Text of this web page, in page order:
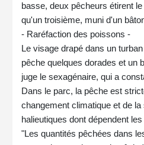
basse, deux pêcheurs étirent
qu'un troisième, muni d'un
- Raréfaction des poissons -
Le visage drapé dans un
pêche quelques dorades et un
juge le sexagénaire, qui a
Dans le parc, la pêche est
changement climatique et de
halieutiques dont dépendent
"Les quantités pêchées dans